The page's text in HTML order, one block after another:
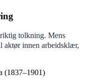
tolkning. Mens
aktør innen arbeidsklær,
(1837–1901)